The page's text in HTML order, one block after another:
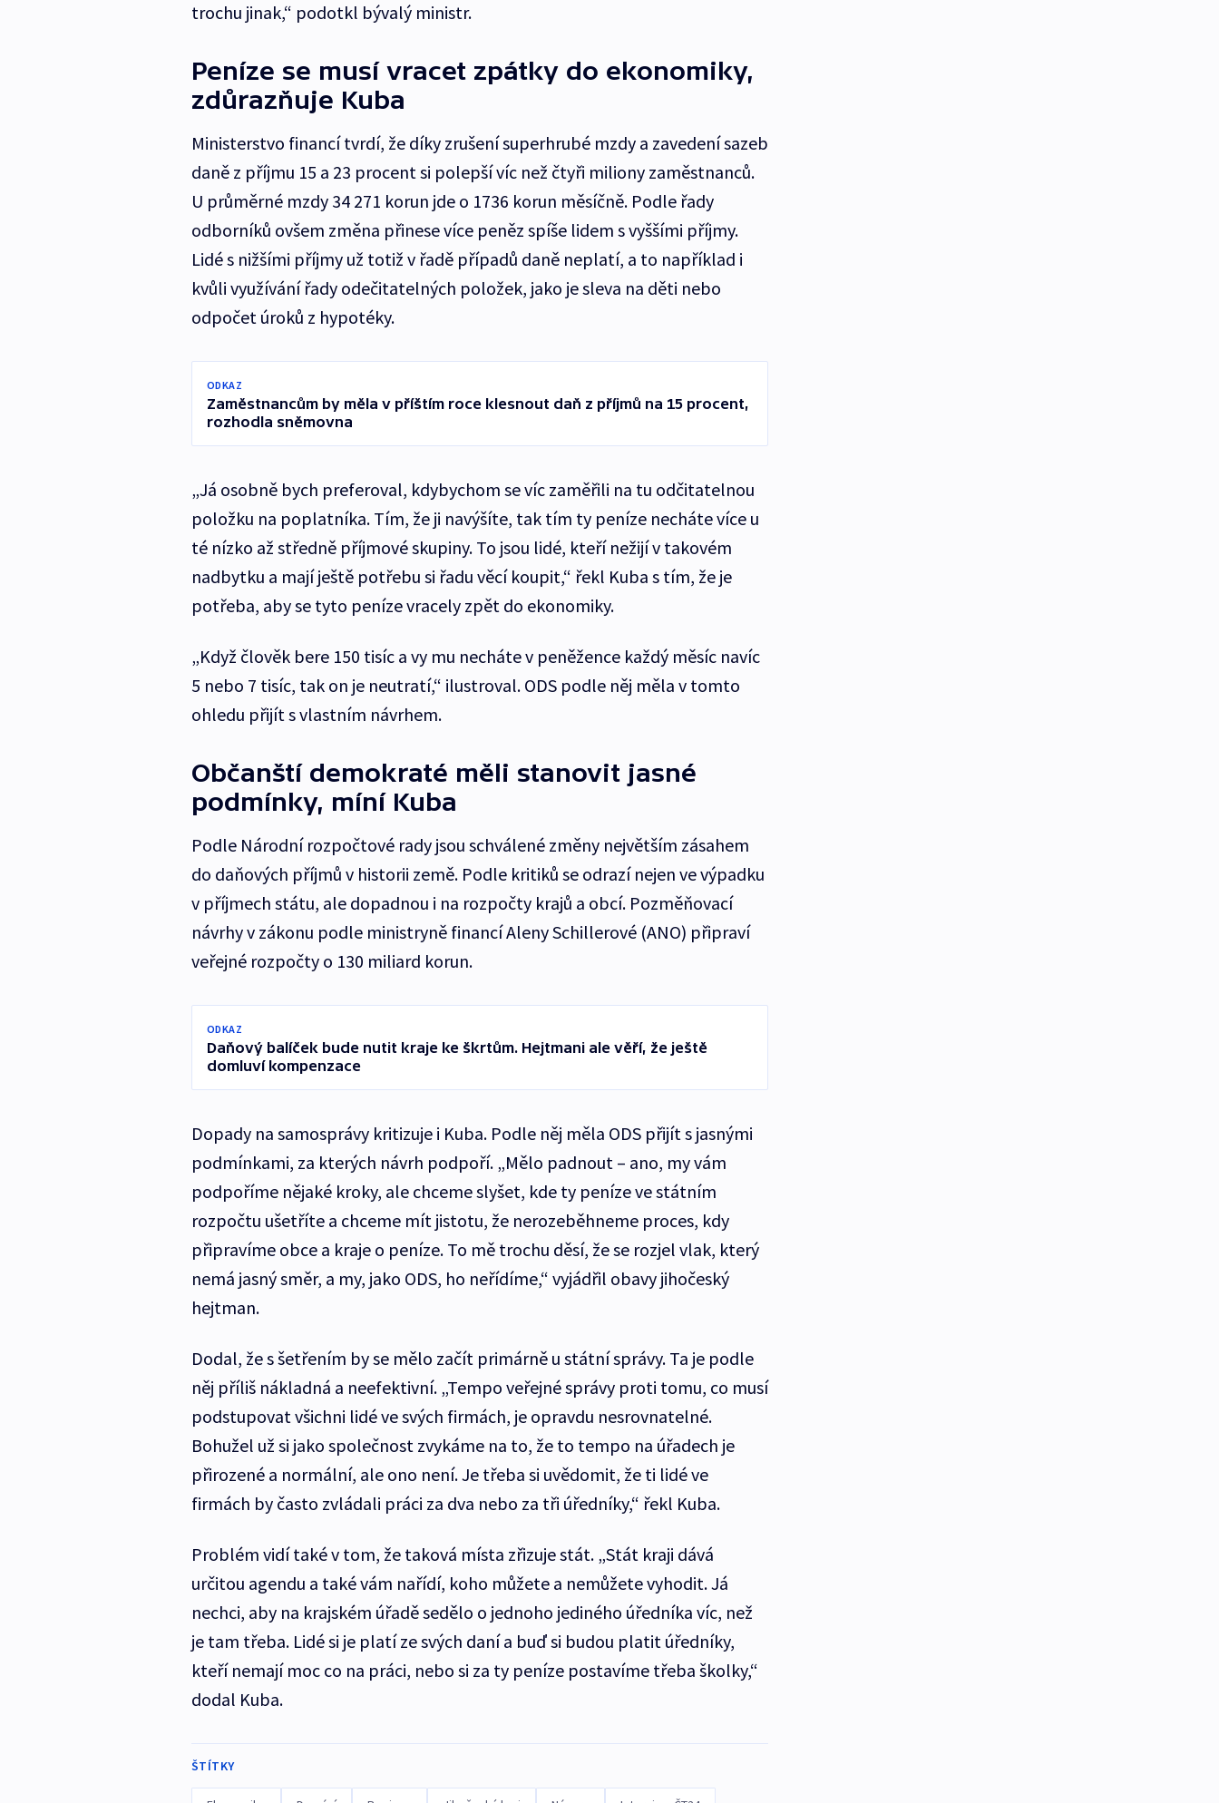
trochu jinak,“ podotkl bývalý ministr.
Peníze se musí vracet zpátky do ekonomiky,
zdůrazňuje Kuba
Ministerstvo financí tvrdí, že díky zrušení superhrubé mzdy a zavedení sazeb
daně z příjmu 15 a 23 procent si polepší víc než čtyři miliony zaměstnanců.
U průměrné mzdy 34 271 korun jde o 1736 korun měsíčně. Podle řady
odborníků ovšem změna přinese více peněz spíše lidem s vyššími příjmy.
Lidé s nižšími příjmy už totiž v řadě případů daně neplatí, a to například i
kvůli využívání řady odečitatelných položek, jako je sleva na děti nebo
odpočet úroků z hypotéky.
ODKAZ
Zaměstnancům by měla v příštím roce klesnout daň z příjmů na 15 procent,
rozhodla sněmovna
„Já osobně bych preferoval, kdybychom se víc zaměřili na tu odčitatelnou
položku na poplatníka. Tím, že ji navýšíte, tak tím ty peníze necháte více u
té nízko až středně příjmové skupiny. To jsou lidé, kteří nežijí v takovém
nadbytku a mají ještě potřebu si řadu věcí koupit,“ řekl Kuba s tím, že je
potřeba, aby se tyto peníze vracely zpět do ekonomiky.
„Když člověk bere 150 tisíc a vy mu necháte v peněžence každý měsíc navíc
5 nebo 7 tisíc, tak on je neutratí,“ ilustroval. ODS podle něj měla v tomto
ohledu přijít s vlastním návrhem.
Občanští demokraté měli stanovit jasné
podmínky, míní Kuba
Podle Národní rozpočtové rady jsou schválené změny největším zásahem
do daňových příjmů v historii země. Podle kritiků se odrazí nejen ve výpadku
v příjmech státu, ale dopadnou i na rozpočty krajů a obcí. Pozměňovací
návrhy v zákonu podle ministryně financí Aleny Schillerové (ANO) připraví
veřejné rozpočty o 130 miliard korun.
ODKAZ
Daňový balíček bude nutit kraje ke škrtům. Hejtmani ale věří, že ještě
domluví kompenzace
Dopady na samosprávy kritizuje i Kuba. Podle něj měla ODS přijít s jasnými
podmínkami, za kterých návrh podpoří. „Mělo padnout – ano, my vám
podpoříme nějaké kroky, ale chceme slyšet, kde ty peníze ve státním
rozpočtu ušetříte a chceme mít jistotu, že nerozeběhneme proces, kdy
připravíme obce a kraje o peníze. To mě trochu děsí, že se rozjel vlak, který
nemá jasný směr, a my, jako ODS, ho neřídíme,“ vyjádřil obavy jihočeský
hejtman.
Dodal, že s šetřením by se mělo začít primárně u státní správy. Ta je podle
něj příliš nákladná a neefektivní. „Tempo veřejné správy proti tomu, co musí
podstupovat všichni lidé ve svých firmách, je opravdu nesrovnatelné.
Bohužel už si jako společnost zvykáme na to, že to tempo na úřadech je
přirozené a normální, ale ono není. Je třeba si uvědomit, že ti lidé ve
firmách by často zvládali práci za dva nebo za tři úředníky,“ řekl Kuba.
Problém vidí také v tom, že taková místa zřizuje stát. „Stát kraji dává
určitou agendu a také vám nařídí, koho můžete a nemůžete vyhodit. Já
nechci, aby na krajském úřadě sedělo o jednoho jediného úředníka víc, než
je tam třeba. Lidé si je platí ze svých daní a buď si budou platit úředníky,
kteří nemají moc co na práci, nebo si za ty peníze postavíme třeba školky,“
dodal Kuba.
ŠTÍTKY